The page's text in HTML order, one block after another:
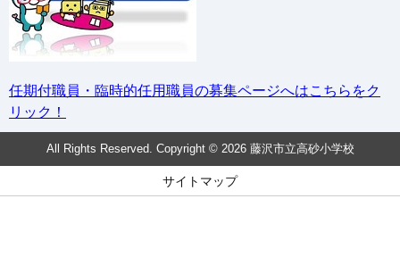
任期付職員・臨時的任用職員の募集ページへはこちらをク
リック！
All Rights Reserved. Copyright © 2026 藤沢市立高砂小学校
サイトマップ